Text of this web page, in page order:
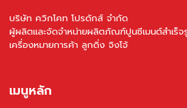
บริษัท ควิกโคท โปรดักส์ จำกัด
ผู้ผลิตและจัดจำหน่ายผลิตภัณฑ์ปูนซีเมนต์สำเร็จ
เครื่องหมายการค้า ลูกดิ่ง จิงโจ้
เมนูหลัก